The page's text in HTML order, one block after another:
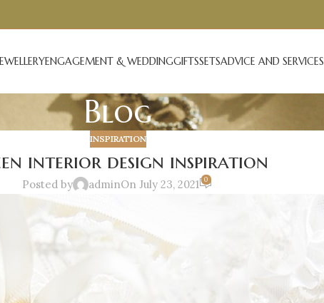
ENGAGEMENT & WEDDINGGIFTSSETSADVICE AND SERVICES
Blog
INSPIRATION
interior design inspiration
Posted by adminOn July 23, 2021 0